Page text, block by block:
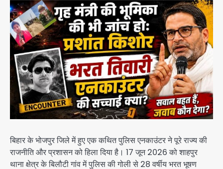
बिहार के भोजपुर जिले में हुए एक कथित पुलिस एनकाउंटर ने पूरे राज्य की
राजनीति और प्रशासन को हिला दिया है। 17 जून 2026 को शाहपुर
थाना क्षेत्र के बिलौटी गांव में पुलिस की गोली से 28 वर्षीय भरत भूषण